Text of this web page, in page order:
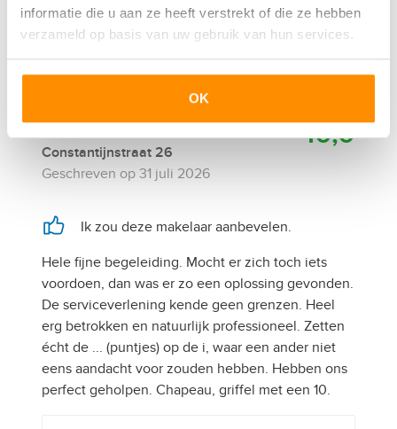
informatie die u aan ze heeft verstrekt of die ze hebben
verzameld op basis van uw gebruik van hun services.
OK